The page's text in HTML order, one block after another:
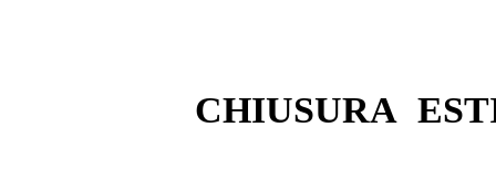
CHIUSURA